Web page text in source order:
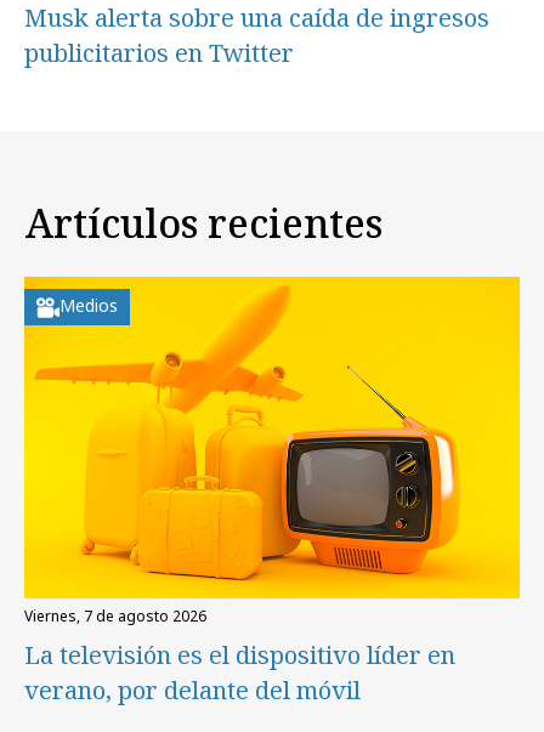
Musk alerta sobre una caída de ingresos
publicitarios en Twitter
Artículos recientes
Medios
viernes, 7 de agosto 2026
La televisión es el dispositivo líder en
verano, por delante del móvil